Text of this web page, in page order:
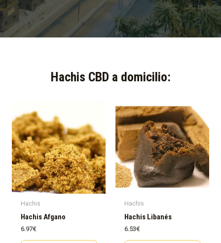
Hachis CBD a domicilio:​
Hachis
Hachis Afgano
6.97€
Hachis
Hachis Libanés
6.53€